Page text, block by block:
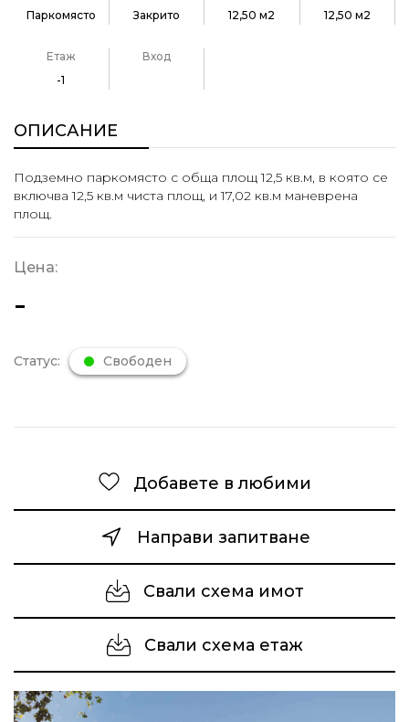
Паркомясто
Закрито
12,50 м2
12,50 м2
Етаж
-1
Вход
ОПИСАНИЕ
Подземно паркомясто с обща площ 12,5 кв.м, в която се
включва 12,5 кв.м чиста площ, и 17,02 кв.м маневрена
площ.
Цена:
-
Статус: Свободен
Добавете в любими
Направи запитване
Свали схема имот
Свали схема етаж